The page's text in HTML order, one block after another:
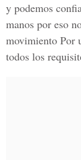
y podemos
manos por eso
movimiento Por
todos los